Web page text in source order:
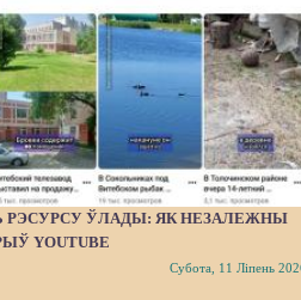
РЭСУРСУ ЎЛАДЫ: ЯК НЕЗАЛЕЖНЫ
YOUTUBE
Субота, 11 Ліпень